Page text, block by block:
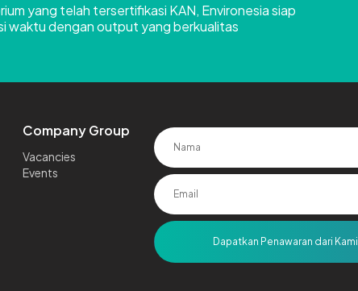
yang telah tersertifikasi KAN, Environesia siap
waktu dengan output yang berkualitas
Company Group
Vacancies
Events
Dapatkan Penawaran dari Kami